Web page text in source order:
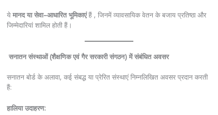
ये मानद या सेवा–आधारित भूमिकाएंहैं , जिनमें व्यावसायिक वेतन के बजाय प्रतिष्ठा और
जिम्मेदारियां शामिल होती हैं।
सनातन संस्थाओं(शैक्षणिक एवं गैर सरकारी संगठन) में संबंधित अवसर
सनातन बोर्ड के अलावा, कई संबद्ध या प्रेरित संस्थाएं निम्नलिखित अवसर प्रदान करती
हैं:
हालिया उदाहरण: